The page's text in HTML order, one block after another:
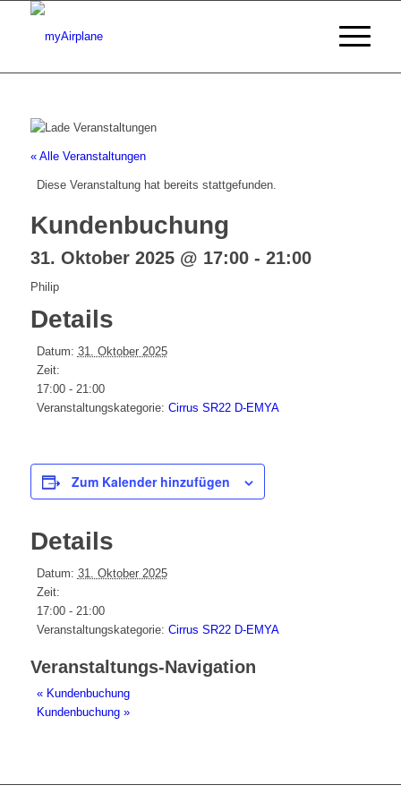
« Alle Veranstaltungen
Diese Veranstaltung hat bereits stattgefunden.
Kundenbuchung
31. Oktober 2025 @ 17:00- 21:00
Philip
Details
Datum: 31. Oktober 2025
Zeit:
17:00 - 21:00
Veranstaltungskategorie: Cirrus SR22 D-EMYA
Zum Kalender hinzufügen
Details
Datum: 31. Oktober 2025
Zeit:
17:00 - 21:00
Veranstaltungskategorie: Cirrus SR22 D-EMYA
Veranstaltungs-Navigation
«Kundenbuchung
Kundenbuchung »